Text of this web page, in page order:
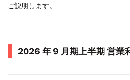
ご説明します。
2026 年 9 月期上半期 営業